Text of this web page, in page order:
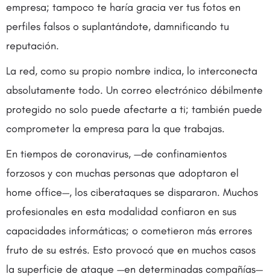
empresa; tampoco te haría gracia ver tus fotos en
perfiles falsos o suplantándote, damnificando tu
reputación.
La red, como su propio nombre indica, lo interconecta
absolutamente todo. Un correo electrónico débilmente
protegido no solo puede afectarte a ti; también puede
comprometer la empresa para la que trabajas.
En tiempos de coronavirus, —de confinamientos
forzosos y con muchas personas que adoptaron el
home office—, los ciberataques se dispararon. Muchos
profesionales en esta modalidad confiaron en sus
capacidades informáticas; o cometieron más errores
fruto de su estrés. Esto provocó que en muchos casos
la superficie de ataque —en determinadas compañías—